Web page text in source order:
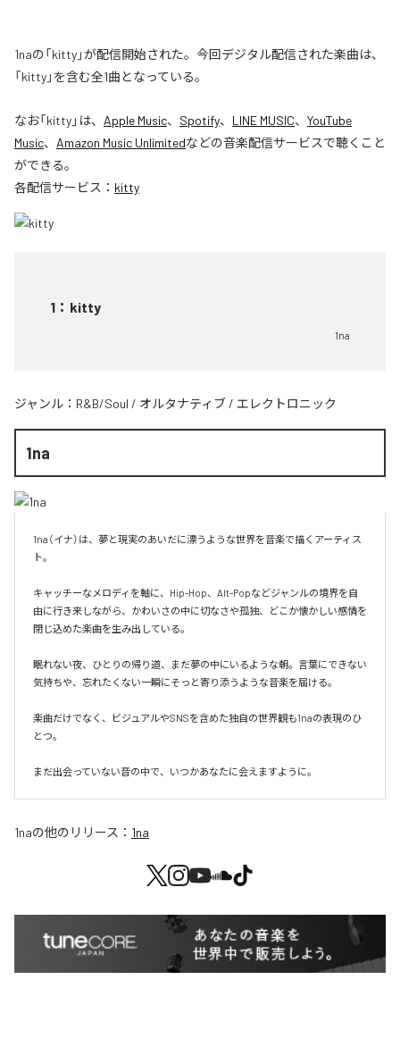
1naの「kitty」が配信開始された。今回デジタル配信された楽曲は、
「kitty」を含む全1曲となっている。
なお「kitty」は、 Apple Music、 Spotify、 LINE MUSIC、 YouTube
Music、 Amazon Music Unlimitedなどの音楽配信サービスで聴くこと
ができる。
各配信サービス： kitty
1 ： kitty
1na
ジャンル： R&B/Soul / オルタナティブ / エレクトロニック
1na
1na（イナ）は、夢と現実のあいだに漂うような世界を音楽で描くアーティス
ト。
キャッチーなメロディを軸に、Hip-Hop、Alt-Popなどジャンルの境界を自
由に行き来しながら、かわいさの中に切なさや孤独、どこか懐かしい感情を
閉じ込めた楽曲を生み出している。
眠れない夜、ひとりの帰り道、まだ夢の中にいるような朝。言葉にできない
気持ちや、忘れたくない一瞬にそっと寄り添うような音楽を届ける。
楽曲だけでなく、ビジュアルやSNSを含めた独自の世界観も1naの表現のひ
とつ。
まだ出会っていない音の中で、いつかあなたに会えますように。
1naの他のリリース： 1na